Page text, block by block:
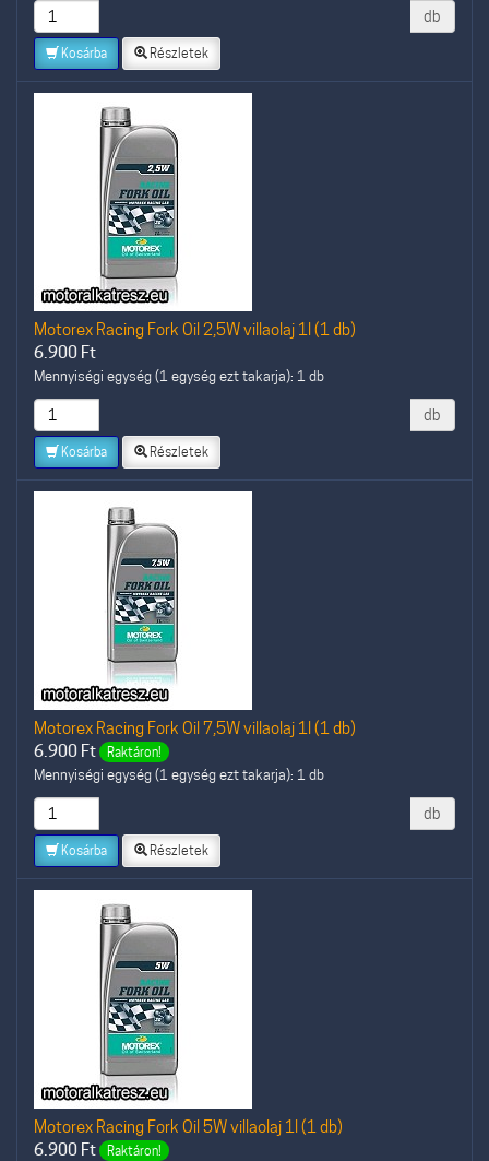
db
Kosárba Részletek
Motorex Racing Fork Oil 2,5W villaolaj 1l (1 db)
6.900 Ft
Mennyiségi egység (1 egység ezt takarja): 1 db
db
Kosárba Részletek
Motorex Racing Fork Oil 7,5W villaolaj 1l (1 db)
6.900 Ft Raktáron!
Mennyiségi egység (1 egység ezt takarja): 1 db
db
Kosárba Részletek
Motorex Racing Fork Oil 5W villaolaj 1l (1 db)
6.900 Ft Raktáron!